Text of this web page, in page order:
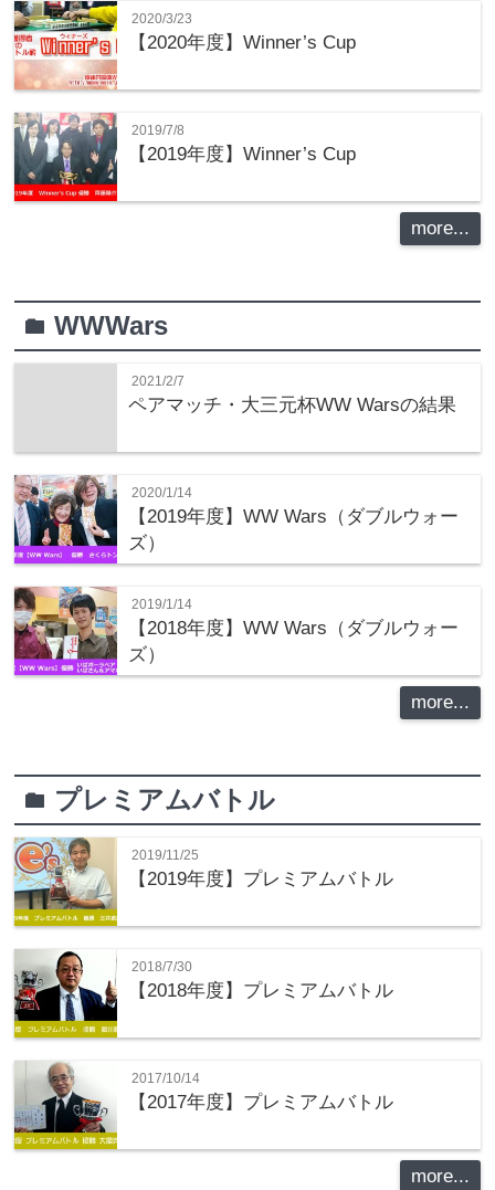
2020/3/23
【2020年度】Winner’s Cup
2019/7/8
【2019年度】Winner’s Cup
more...
folderWWWars
2021/2/7
ペアマッチ・大三元杯WW Warsの結果
2020/1/14
【2019年度】WW Wars（ダブルウォー
ズ）
2019/1/14
【2018年度】WW Wars（ダブルウォー
ズ）
more...
folder プレミアムバトル
2019/11/25
【2019年度】プレミアムバトル
2018/7/30
【2018年度】プレミアムバトル
2017/10/14
【2017年度】プレミアムバトル
more...